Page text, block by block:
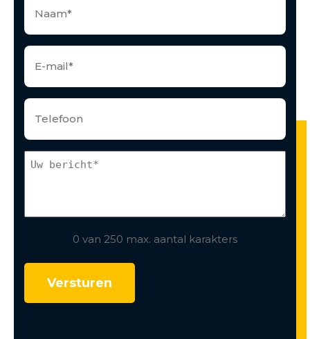
0 van 250 max. aantal karakters